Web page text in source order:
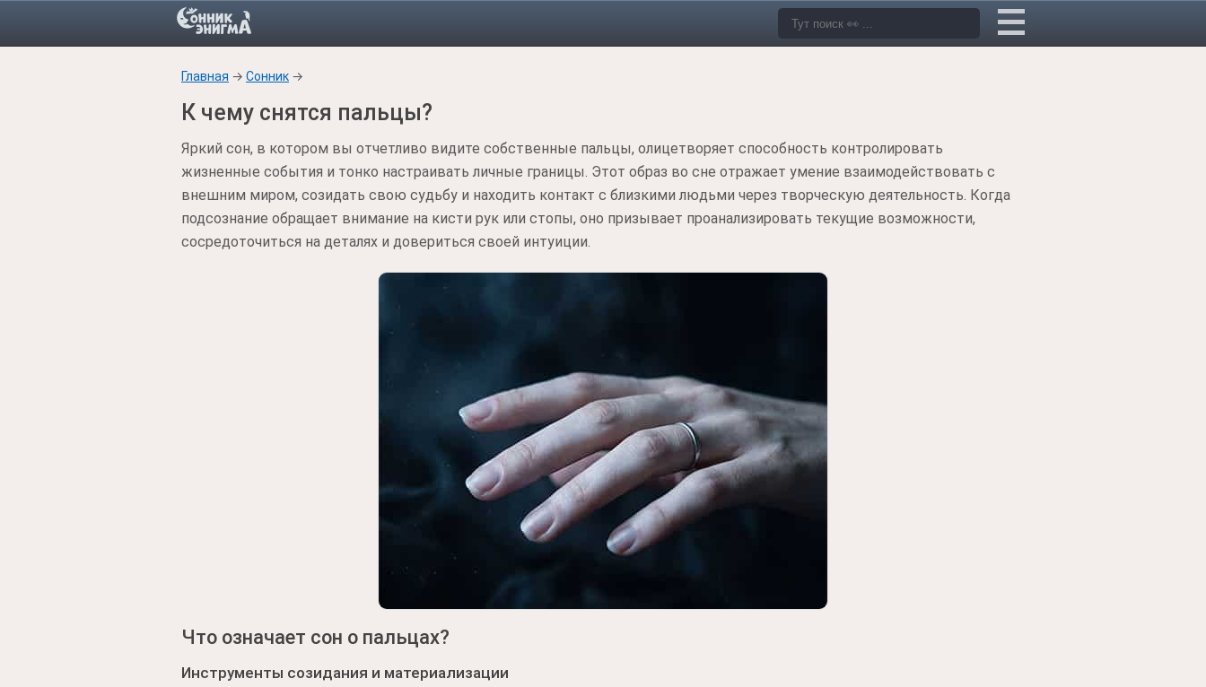
Главная → Сонник →
К чему снятся пальцы?
Яркий сон, в котором вы отчетливо видите собственные пальцы, олицетворяет способность контролировать
жизненные события и тонко настраивать личные границы. Этот образ во сне отражает умение взаимодействовать с
внешним миром, созидать свою судьбу и находить контакт с близкими людьми через творческую деятельность. Когда
подсознание обращает внимание на кисти рук или стопы, оно призывает проанализировать текущие возможности,
сосредоточиться на деталях и довериться своей интуиции.
Что означает сон о пальцах?
Инструменты созидания и материализации